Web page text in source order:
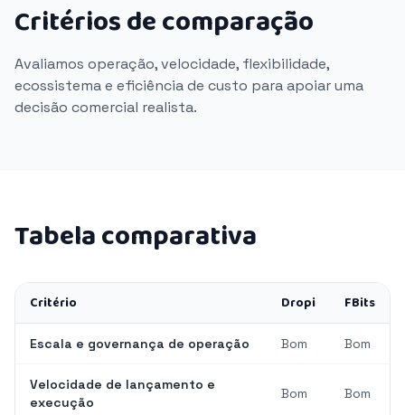
Critérios de comparação
Avaliamos operação, velocidade, flexibilidade,
ecossistema e eficiência de custo para apoiar uma
decisão comercial realista.
Tabela comparativa
Critério Dropi FBits
Escala e governança de operação Bom Bom
Velocidade de lançamento e
execução
Bom Bom